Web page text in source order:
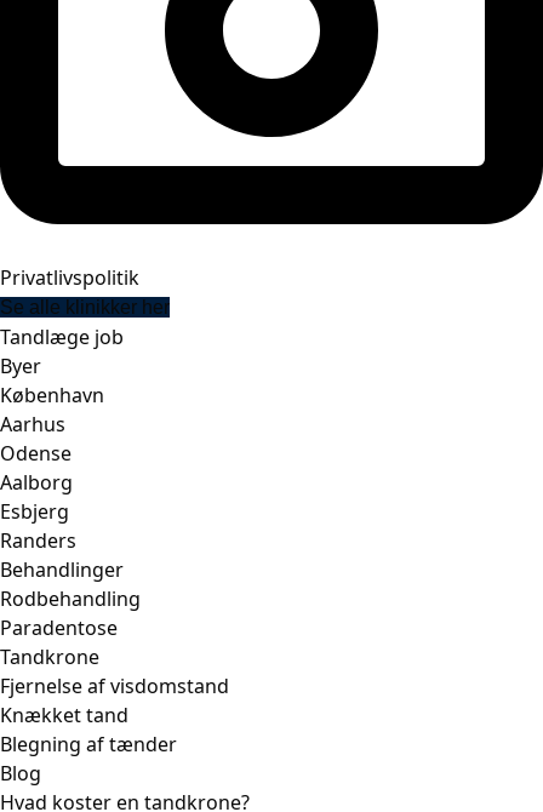
Privatlivspolitik
Se alle klinikker her
Tandlæge job
Byer
København
Aarhus
Odense
Aalborg
Esbjerg
Randers
Behandlinger
Rodbehandling
Paradentose
Tandkrone
Fjernelse af visdomstand
Knækket tand
Blegning af tænder
Blog
Hvad koster en tandkrone?